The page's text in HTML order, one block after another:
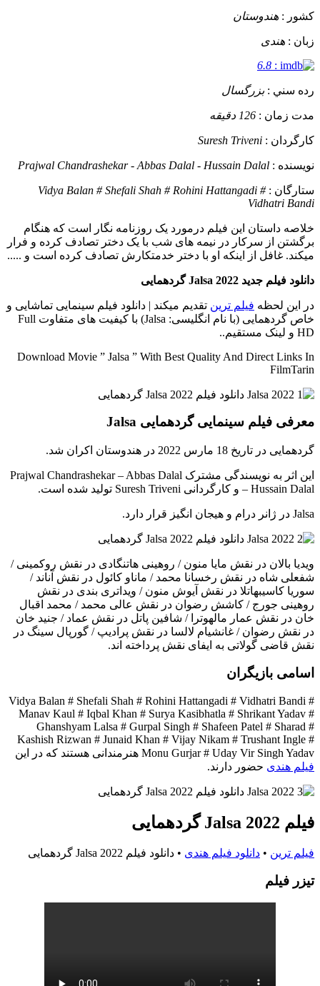
کشور : هندوستان
زبان : هندی
:
6.8
رده سني :بزرگسال
مدت زمان : 126 دقیقه
کارگردان : Suresh Triveni
نويسنده : Prajwal Chandrashekar - Abbas Dalal - Hussain Dalal
ستارگان :Vidya Balan # Shefali Shah # Rohini Hattangadi #
Vidhatri Bandi
خلاصه داستان این فیلم درمورد یک روزنامه نگار است که هنگام
برگشتن از سرکار در نیمه های شب با یک دختر تصادف کرده و فرار
میکند. غافل از اینکه او با دختر خدمتکارش تصادف کرده است و .....
دانلود فیلم جدید Jalsa 2022 گردهمایی
در این لحظه فیلم ترین تقدیم میکند | دانلود فیلم سینمایی تماشایی و
خاص گردهمایی (با نام انگلیسی: Jalsa) با کیفیت های متفاوت Full
HD و لینک مستقیم..
Download Movie ” Jalsa ” With Best Quality And Direct Links In
FilmTarin
معرفی فیلم سینمایی گردهمایی Jalsa
گردهمایی در تاریخ 18 مارس 2022 در هندوستان اکران شد.
این اثر به نویسندگی مشترک Prajwal Chandrashekar – Abbas Dalal
– Hussain Dalal و کارگردانی Suresh Triveni تولید شده است.
Jalsa در ژانر درام و هیجان انگیز قرار دارد.
ویدیا بالان در نقش مایا منون / روهینی هاتنگادی در نقش روکمینی /
شفعلی شاه در نقش رخسانا محمد / ماناو کائول در نقش آناند /
سوریا کاسیبهاتلا در نقش آیوش منون / ویداتری بندی در نقش
روهینی جورج / کاشش رضوان در نقش عالی محمد / محمد اقبال
خان در نقش عمار مالهوترا / شافین پاتل در نقش عماد / جنید خان
در نقش رضوان / غانشیام لالسا در نقش پرادیپ / گورپال سینگ در
نقش قاضی گولاتی به ایفای نقش پرداخته اند.
اسامی بازیگران
Vidya Balan # Shefali Shah # Rohini Hattangadi # Vidhatri Bandi #
Manav Kaul # Iqbal Khan # Surya Kasibhatla # Shrikant Yadav #
Ghanshyam Lalsa # Gurpal Singh # Shafeen Patel # Sharad #
Kashish Rizwan # Junaid Khan # Vijay Nikam # Trushant Ingle #
Monu Gurjar # Uday Vir Singh Yadav هنرمندانی هستند که در این
فیلم هندی حضور دارند.
فیلم Jalsa 2022 گردهمایی
فیلم ترین • دانلود فیلم هندی • دانلود فیلم Jalsa 2022 گردهمایی
تيزر فيلم